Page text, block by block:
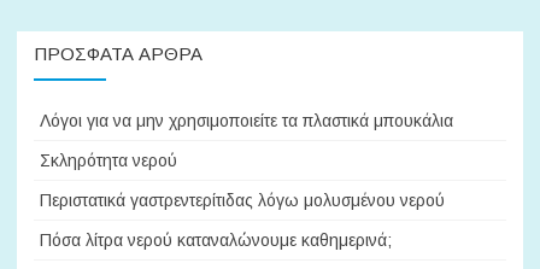
ΠΡΌΣΦΑΤΑ ΆΡΘΡΑ
Λόγοι για να μην χρησιμοποιείτε τα πλαστικά μπουκάλια
Σκληρότητα νερού
Περιστατικά γαστρεντερίτιδας λόγω μολυσμένου νερού
Πόσα λίτρα νερού καταναλώνουμε καθημερινά;